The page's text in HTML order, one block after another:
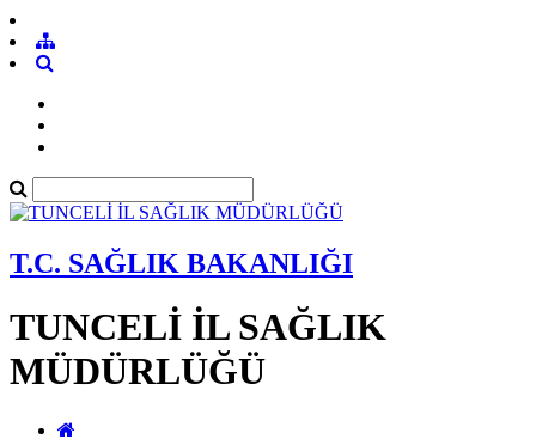
T.C. SAĞLIK BAKANLIĞI
TUNCELİ İL SAĞLIK
MÜDÜRLÜĞÜ